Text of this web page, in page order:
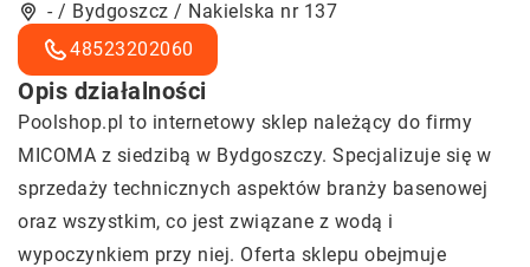
- / Bydgoszcz / Nakielska nr 137
48523202060
Opis działalności
Poolshop.pl to internetowy sklep należący do firmy
MICOMA z siedzibą w Bydgoszczy. Specjalizuje się w
sprzedaży technicznych aspektów branży basenowej
oraz wszystkim, co jest związane z wodą i
wypoczynkiem przy niej. Oferta sklepu obejmuje